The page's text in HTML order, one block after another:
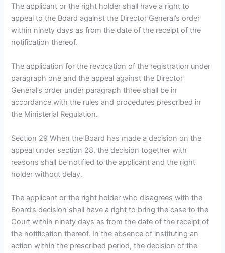
The applicant or the right holder shall have a right to
appeal to the Board against the Director General’s order
within ninety days as from the date of the receipt of the
notification thereof.
The application for the revocation of the registration under
paragraph one and the appeal against the Director
General’s order under paragraph three shall be in
accordance with the rules and procedures prescribed in
the Ministerial Regulation.
Section 29 When the Board has made a decision on the
appeal under section 28, the decision together with
reasons shall be notified to the applicant and the right
holder without delay.
The applicant or the right holder who disagrees with the
Board’s decision shall have a right to bring the case to the
Court within ninety days as from the date of the receipt of
the notification thereof. In the absence of instituting an
action within the prescribed period, the decision of the